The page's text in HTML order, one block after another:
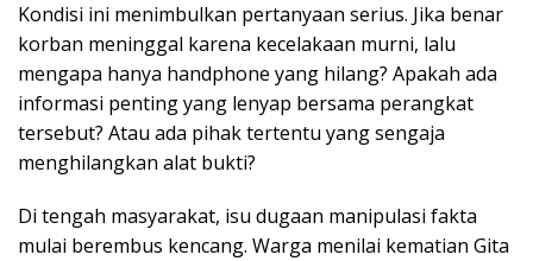
Kondisi ini menimbulkan pertanyaan serius. Jika benar
korban meninggal karena kecelakaan murni, lalu
mengapa hanya handphone yang hilang? Apakah ada
informasi penting yang lenyap bersama perangkat
tersebut? Atau ada pihak tertentu yang sengaja
menghilangkan alat bukti?
Di tengah masyarakat, isu dugaan manipulasi fakta
mulai berembus kencang. Warga menilai kematian Gita